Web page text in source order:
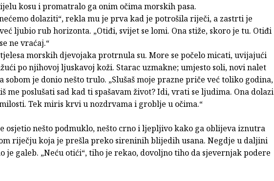
kosu i promatralo ga onim očima morskih pasa.
dolaziti“, rekla mu je prva kad je potrošila riječi, a zastrti je
ljubio rub horizonta. „Otiđi, svijet se lomi. Ona stiže, skoro je tu. Otiđi
ne vraćaj.“
morskih djevojaka protrnula su. More se počelo micati, uvijajući
po njihovoj ljuskavoj koži. Starac uzmakne; umjesto soli, novi nalet
sobom je donio nešto trulo. „Slušaš moje prazne priče već toliko godina,
me poslušati sad kad ti spašavam život? Idi, vrati se ljudima. Ona dolazi
Tek miris krvi u nozdrvama i groblje u očima.“
osjetio nešto podmuklo, nešto crno i ljepljivo kako ga oblijeva iznutra
riječju koja je prešla preko sireninih blijedih usana. Negdje u daljini
je galeb. „Neću otići“, tiho je rekao, dovoljno tiho da sjevernjak podere